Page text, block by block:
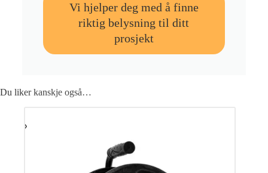
Vi hjelper deg med å finne
riktig belysning til ditt
prosjekt
Du liker kanskje også…